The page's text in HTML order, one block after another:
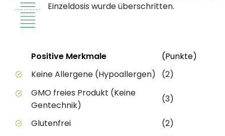
Einzeldosis wurde überschritten.
Positive Merkmale des Produkts mit
StatusPositive Merkmale (Punkte)
Keine Allergene (Hypoallergen)
(2)
GMO freies Produkt (Keine
Gentechnik)
(3)
Glutenfrei
(2)